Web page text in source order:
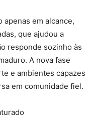
apenas em alcance,
que ajudou a
responde sozinho às
A nova fase
e ambientes capazes
em comunidade fiel.